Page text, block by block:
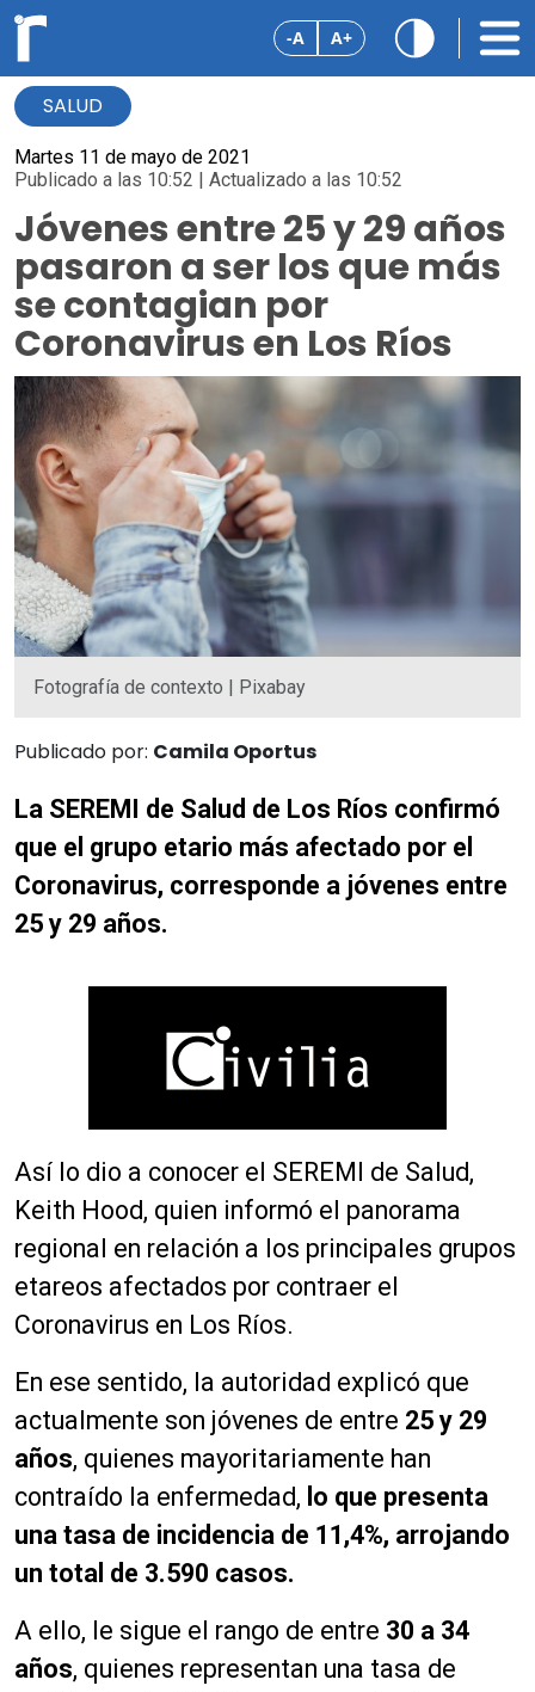
-A A+
SALUD
Martes 11 de mayo de 2021
Publicado a las 10:52 | Actualizado a las 10:52
Jóvenes entre 25 y 29 años
pasaron a ser los que más
se contagian por
Coronavirus en Los Ríos
Fotografía de contexto | Pixabay
Publicado por: Camila Oportus
La SEREMI de Salud de Los Ríos confirmó
que el grupo etario más afectado por el
Coronavirus, corresponde a jóvenes entre
25 y 29 años.
Así lo dio a conocer el SEREMI de Salud,
Keith Hood, quien informó el panorama
regional en relación a los principales grupos
etareos afectados por contraer el
Coronavirus en Los Ríos.
En ese sentido, la autoridad explicó que
actualmente son jóvenes de entre 25 y 29
años, quienes mayoritariamente han
contraído la enfermedad, lo que presenta
una tasa de incidencia de 11,4%, arrojando
un total de 3.590 casos.
A ello, le sigue el rango de entre 30 a 34
años, quienes representan una tasa de